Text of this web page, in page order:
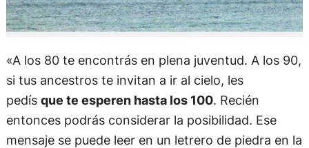
«A los 80 te encontrás en plena juventud. A los 90,
si tus ancestros te invitan a ir al cielo, les
pedís que te esperen hasta los 100. Recién
entonces podrás considerar la posibilidad. Ese
mensaje se puede leer en un letrero de piedra en la